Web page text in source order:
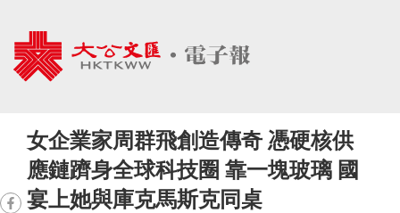
女企業家周群飛創造傳奇 憑硬核供
應鏈躋身全球科技圈 靠一塊玻璃 國
宴上她與庫克馬斯克同桌